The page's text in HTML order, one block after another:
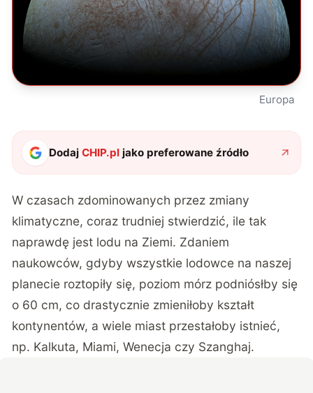
Europa
DodajCHIP.pl jako preferowane źródło
W czasach zdominowanych przez zmiany
klimatyczne, coraz trudniej stwierdzić, ile tak
naprawdę jest lodu na Ziemi. Zdaniem
naukowców, gdyby wszystkie lodowce na naszej
planecie roztopiły się, poziom mórz podniósłby się
o 60 cm, co drastycznie zmieniłoby kształt
kontynentów, a wiele miast przestałoby istnieć,
np. Kalkuta, Miami, Wenecja czy Szanghaj.